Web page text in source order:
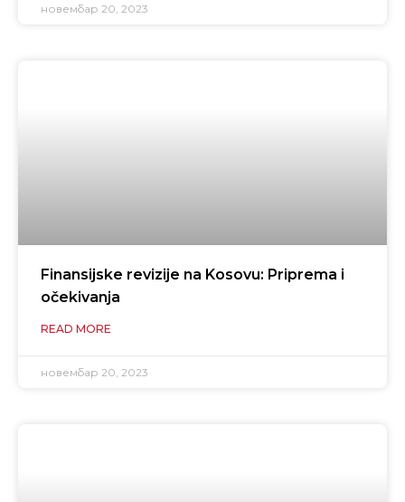
новембар 20, 2023
Finansijske revizije na Kosovu: Priprema i
očekivanja
READ MORE
новембар 20, 2023